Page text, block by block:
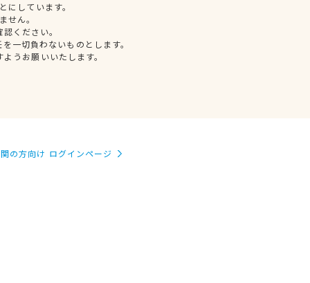
しています。
せん。
ください。
一切負わないものとします。
うお願いいたします。
の方向け ログインページ